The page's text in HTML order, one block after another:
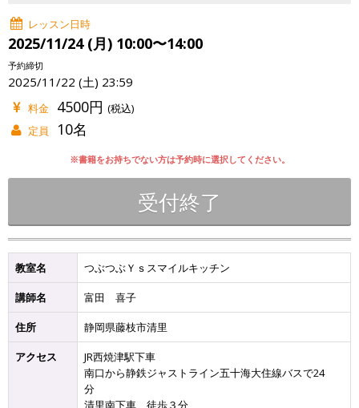
レッスン日時
2025/11/24 (月) 10:00〜14:00
予約締切
2025/11/22 (土) 23:59
料金 4500円 (税込)
定員
10名
※書籍をお持ちでない方は予約時に選択してください。
受付終了
教室名 つぶつぶＹｓスマイルキッチン
講師名 富田 喜子
住所 静岡県藤枝市清里
アクセス
JR西焼津駅下車
南口から静鉄ジャストライン五十海大住線バスで24
分
清里南下車 徒歩３分